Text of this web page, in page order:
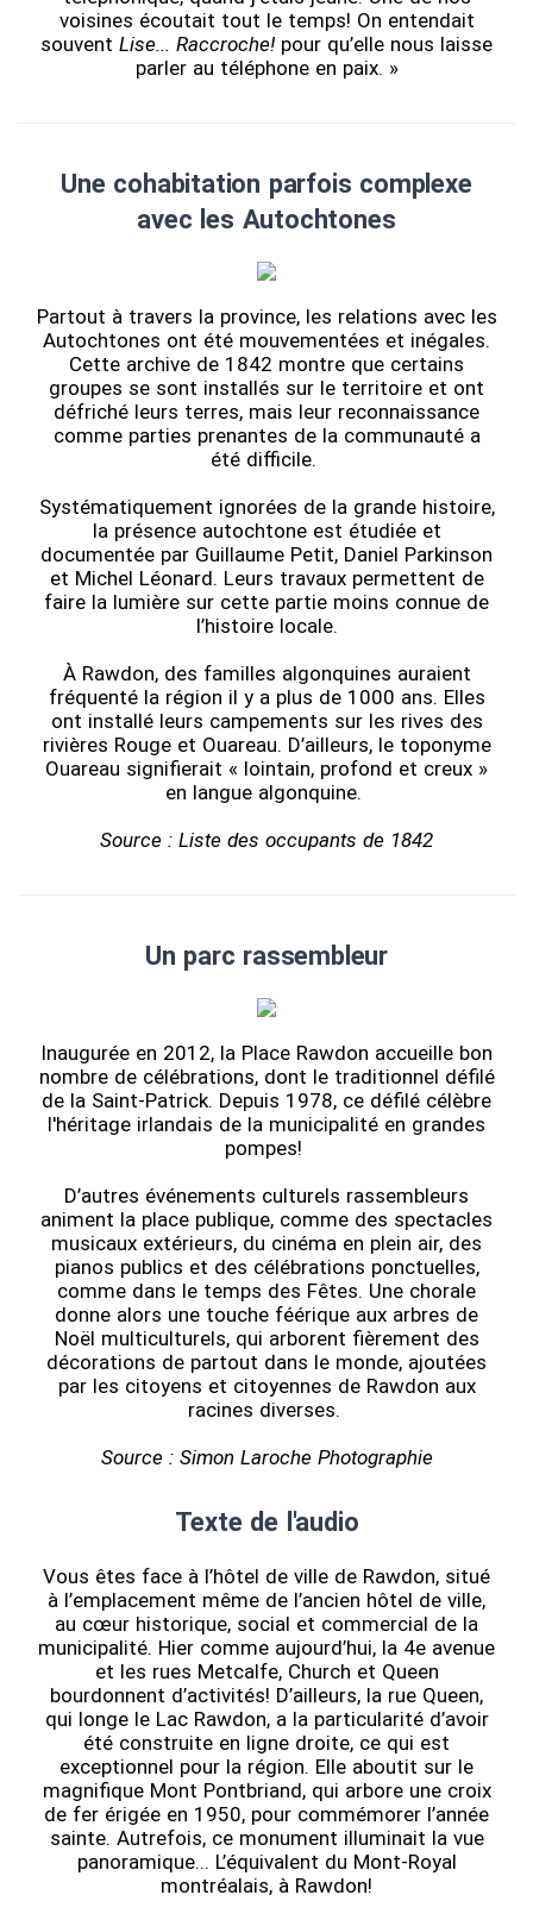
voisines écoutait tout le temps! On entendait
souvent Lise... Raccroche! pour qu’elle nous laisse
parler au téléphone en paix. »
Une cohabitation parfois complexe
avec les Autochtones
Partout à travers la province, les relations avec les
Autochtones ont été mouvementées et inégales.
Cette archive de 1842 montre que certains
groupes se sont installés sur le territoire et ont
défriché leurs terres, mais leur reconnaissance
comme parties prenantes de la communauté a
été difficile.
Systématiquement ignorées de la grande histoire,
la présence autochtone est étudiée et
documentée par Guillaume Petit, Daniel Parkinson
et Michel Léonard. Leurs travaux permettent de
faire la lumière sur cette partie moins connue de
l’histoire locale.
À Rawdon, des familles algonquines auraient
fréquenté la région il y a plus de 1000 ans. Elles
ont installé leurs campements sur les rives des
rivières Rouge et Ouareau. D’ailleurs, le toponyme
Ouareau signifierait « lointain, profond et creux »
en langue algonquine.
Source : Liste des occupants de 1842
Un parc rassembleur
Inaugurée en 2012, la Place Rawdon accueille bon
nombre de célébrations, dont le traditionnel défilé
de la Saint-Patrick. Depuis 1978, ce défilé célèbre
l'héritage irlandais de la municipalité en grandes
pompes!
D’autres événements culturels rassembleurs
animent la place publique, comme des spectacles
musicaux extérieurs, du cinéma en plein air, des
pianos publics et des célébrations ponctuelles,
comme dans le temps des Fêtes. Une chorale
donne alors une touche féérique aux arbres de
Noël multiculturels, qui arborent fièrement des
décorations de partout dans le monde, ajoutées
par les citoyens et citoyennes de Rawdon aux
racines diverses.
Source : Simon Laroche Photographie
Texte de l'audio
Vous êtes face à l’hôtel de ville de Rawdon, situé
à l’emplacement même de l’ancien hôtel de ville,
au cœur historique, social et commercial de la
municipalité. Hier comme aujourd’hui, la 4e avenue
et les rues Metcalfe, Church et Queen
bourdonnent d’activités! D’ailleurs, la rue Queen,
qui longe le Lac Rawdon, a la particularité d’avoir
été construite en ligne droite, ce qui est
exceptionnel pour la région. Elle aboutit sur le
magnifique Mont Pontbriand, qui arbore une croix
de fer érigée en 1950, pour commémorer l’année
sainte. Autrefois, ce monument illuminait la vue
panoramique... L’équivalent du Mont-Royal
montréalais, à Rawdon!